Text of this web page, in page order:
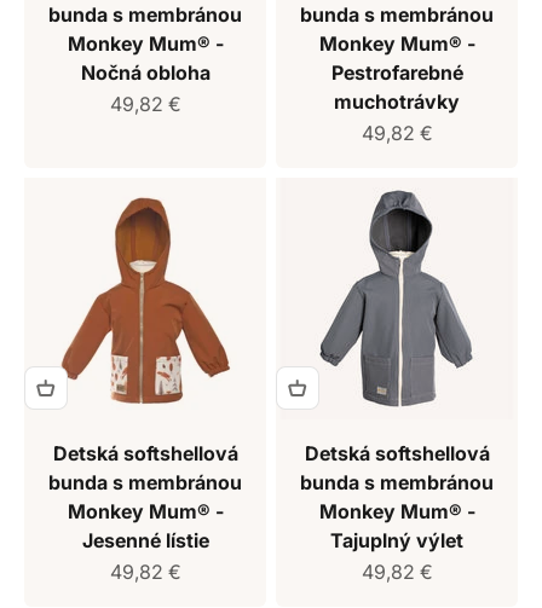
bunda s membránou
Monkey Mum® -
Nočná obloha
Predajná cena
49,82 €
bunda s membránou
Monkey Mum® -
Pestrofarebné
muchotrávky
Predajná cena
49,82 €
Detská softshellová
bunda s membránou
Monkey Mum® -
Jesenné lístie
Predajná cena
49,82 €
Detská softshellová
bunda s membránou
Monkey Mum® -
Tajuplný výlet
Predajná cena
49,82 €